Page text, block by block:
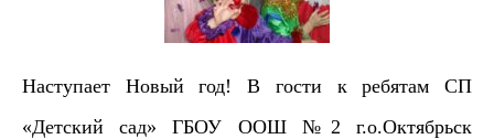
Наступает Новый год! В гости к ребятам СП
«Детский сад» ГБОУ ООШ №2 г.о.Октябрьск